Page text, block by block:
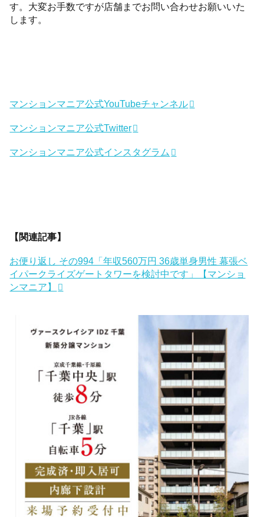
す。大変お手数ですが店舗までお問い合わせお願いいた
します。
マンションマニア公式YouTubeチャンネル
マンションマニア公式Twitter
マンションマニア公式インスタグラム
【関連記事】
お便り返し その994「年収560万円 36歳単身男性 幕張ベ
イパークライズゲートタワーを検討中です」【マンショ
ンマニア】